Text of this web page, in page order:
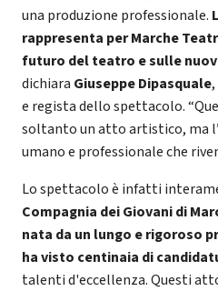
una produzione professionale.
rappresenta per Marche
futuro del teatro e sulle
dichiara Giuseppe Dipasquale
e regista dello spettacolo.
soltanto un atto artistico, ma
umano e professionale che
Lo spettacolo è infatti
Compagnia dei Giovani di
nata da un lungo e rigoroso
ha visto centinaia di
talenti d'eccellenza. Questi